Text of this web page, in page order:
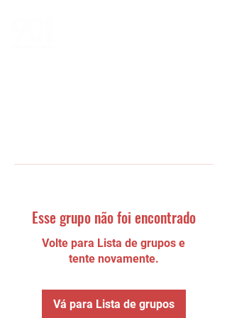
Esse grupo não foi encontrado
Volte para Lista de grupos e
tente novamente.
Vá para Lista de grupos